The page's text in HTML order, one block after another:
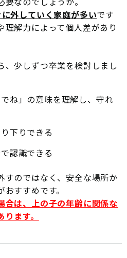
外していく家庭が多いです
解力によって個人差があり
、少しずつ卒業を検討しまし
ね」の意味を理解し、守れ
下りできる
認識できる
すのではなく、安全な場所か
すすめです。
合は、上の子の年齢に関係な
ます。